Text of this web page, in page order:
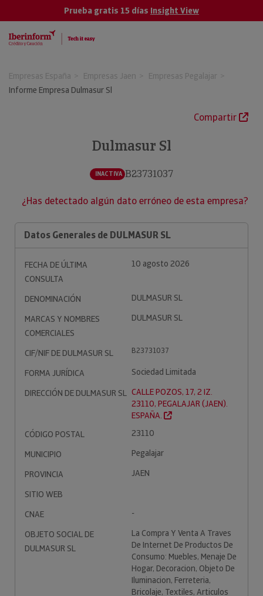
Prueba gratis 15 días Insight View
Empresas España Empresas Jaen
Empresas Pegalajar
Informe Empresa Dulmasur Sl
Compartir
Dulmasur Sl
INACTIVA B23731037
¿Has detectado algún dato erróneo de esta empresa?
Datos Generales de DULMASUR SL
FECHA DE ÚLTIMA
CONSULTA
10 agosto 2026
DENOMINACIÓN
DULMASUR SL
MARCAS Y NOMBRES
COMERCIALES
DULMASUR SL
CIF/NIF DE DULMASUR SL B23731037
FORMA JURÍDICA
Sociedad Limitada
DIRECCIÓN DE DULMASUR SL CALLE POZOS, 17, 2 IZ.
23110, PEGALAJAR (JAEN).
ESPAÑA.
CÓDIGO POSTAL
23110
MUNICIPIO
Pegalajar
PROVINCIA
JAEN
SITIO WEB
CNAE
-
OBJETO SOCIAL DE
DULMASUR SL
La Compra Y Venta A Traves
De Internet De Productos De
Consumo: Muebles, Menaje De
Hogar, Decoracion, Objeto De
Iluminacion, Ferreteria,
Bricolaje, Textiles, Articulos